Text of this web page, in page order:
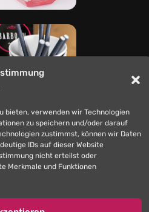
bieten, verwenden wir Technologien
zu speichern und/oder darauf
zustimmst, können wir Daten
IDs auf dieser Website
nicht erteilst oder
Merkmale und Funktionen